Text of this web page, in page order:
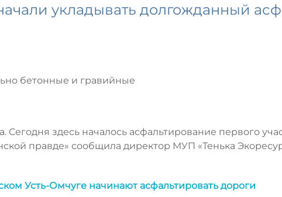
укладывать долгожданный
бетонные и гравийные
здесь началось асфальтирование первого
правде» сообщила директор МУП «Тенька
Усть-Омчуге начинают асфальтировать дороги